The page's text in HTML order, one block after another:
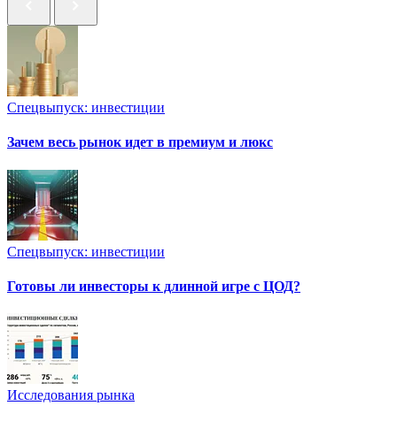
Спецвыпуск: инвестиции
Зачем весь рынок идет в премиум и люкс
Спецвыпуск: инвестиции
Готовы ли инвесторы к длинной игре с ЦОД?
Исследования рынка